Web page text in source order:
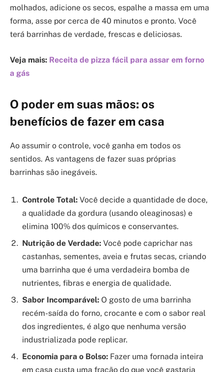
molhados, adicione os secos, espalhe a massa em uma
forma, asse por cerca de 40 minutos e pronto. Você
terá barrinhas de verdade, frescas e deliciosas.
Veja mais: Receita de pizza fácil para assar em forno
a gás
O poder em suas mãos: os
benefícios de fazer em casa
Ao assumir o controle, você ganha em todos os
sentidos. As vantagens de fazer suas próprias
barrinhas são inegáveis.
Controle Total: Você decide a quantidade de doce,
a qualidade da gordura (usando oleaginosas) e
elimina 100% dos químicos e conservantes.
Nutrição de Verdade: Você pode caprichar nas
castanhas, sementes, aveia e frutas secas, criando
uma barrinha que é uma verdadeira bomba de
nutrientes, fibras e energia de qualidade.
Sabor Incomparável: O gosto de uma barrinha
recém-saída do forno, crocante e com o sabor real
dos ingredientes, é algo que nenhuma versão
industrializada pode replicar.
Economia para o Bolso: Fazer uma fornada inteira
em casa custa uma fração do que você gastaria